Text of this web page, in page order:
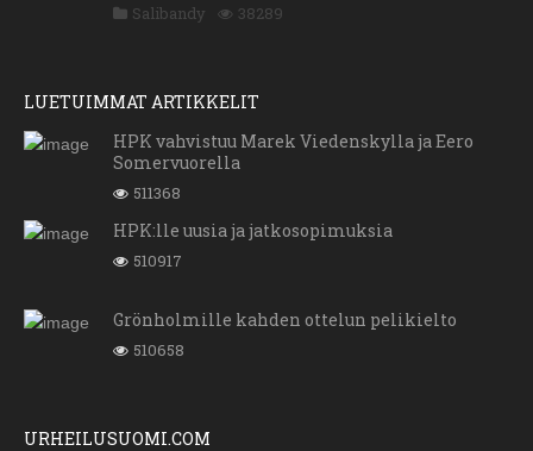
Salibandy 38289
LUETUIMMAT ARTIKKELIT
HPK vahvistuu Marek Viedenskylla ja Eero
Somervuorella
511368
HPK:lle uusia ja jatkosopimuksia
510917
Grönholmille kahden ottelun pelikielto
510658
URHEILUSUOMI.COM